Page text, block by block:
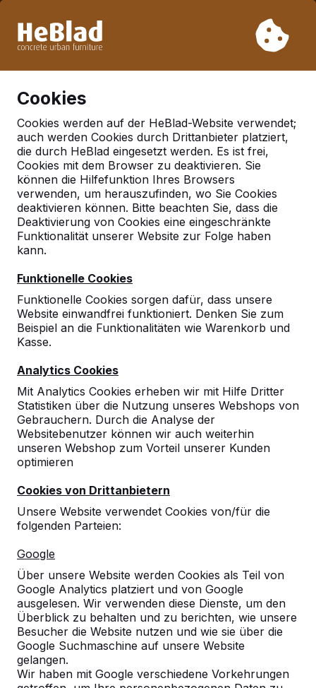
Woche 33 nicht. Bitte berücksichtigen Sie daher längere
Cookies
Cookies werden auf der HeBlad-Website verwendet;
auch werden Cookies durch Drittanbieter platziert,
die durch HeBlad eingesetzt werden. Es ist frei,
Cookies mit dem Browser zu deaktivieren. Sie
können die Hilfefunktion Ihres Browsers
verwenden, um herauszufinden, wo Sie Cookies
deaktivieren können. Bitte beachten Sie, dass die
Deaktivierung von Cookies eine eingeschränkte
Funktionalität unserer Website zur Folge haben
kann.
Funktionelle Cookies
Funktionelle Cookies sorgen dafür, dass unsere
Website einwandfrei funktioniert. Denken Sie zum
Beispiel an die Funktionalitäten wie Warenkorb und
Kasse.
Analytics Cookies
Mit Analytics Cookies erheben wir mit Hilfe Dritter
Statistiken über die Nutzung unseres Webshops von
Gebrauchern. Durch die Analyse der
Websitebenutzer können wir auch weiterhin
unseren Webshop zum Vorteil unserer Kunden
optimieren
Cookies von Drittanbietern
Unsere Website verwendet Cookies von/für die
folgenden Parteien:
Google
Über unsere Website werden Cookies als Teil von
Google Analytics platziert und von Google
ausgelesen. Wir verwenden diese Dienste, um den
Überblick zu behalten und zu berichten, wie unsere
Besucher die Website nutzen und wie sie über die
Google Suchmaschine auf unsere Website
gelangen.
Wir haben mit Google verschiedene Vorkehrungen
Deutschland
Referenties in:Moers
10
Qualität überzeugt jedes Mal. Ich würde
jederzeit wieder bestellen.
Al Atat (Stadt Moers)
05-12-2025
10
10
Übersichtliche Homepage zur Auswahl der
Produkte. Gute Datenblätter mit den Maßen.
08-06-2022
10
Schnelle Lieferung.
Platte wird durch Unternehmer vor Ort